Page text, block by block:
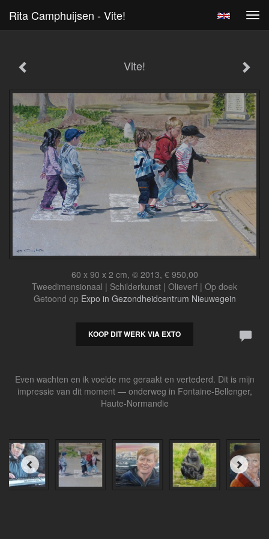
Rita Camphuijsen - Vite!
Vite!
60 x 90 x 2 cm, © 2013, € 950,00
Tweedimensionaal | Schilderkunst | Olieverf | Op doek
Getoond op Expo in Gezondheidcentrum Nieuwegein
KOOP DIT WERK VIA EXTO
Even wachten en ik voelde me geraakt en vertederd. Dit is mijn
impressie van dit moment — onderweg in Fontaine-Bellenger,
Haute-Normandie